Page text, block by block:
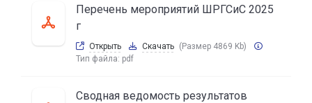
Перечень мероприятий ШРГСиС 2025
г
Открыть Скачать (Размер 4869 Kb)
Тип файла: pdf
Сводная ведомость результатов